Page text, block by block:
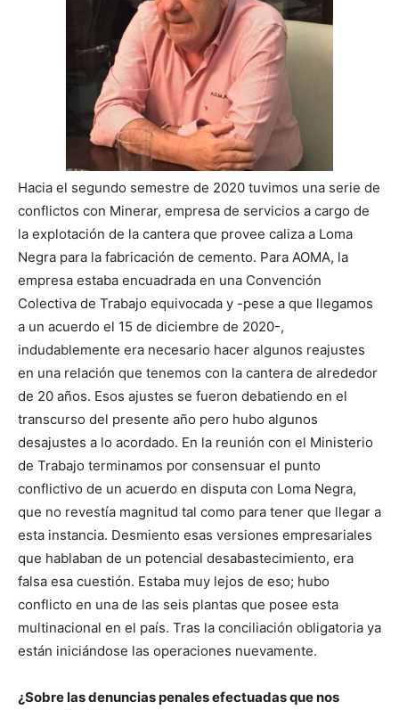
Hacia el segundo semestre de 2020 tuvimos una serie de
conflictos con Minerar, empresa de servicios a cargo de
la explotación de la cantera que provee caliza a Loma
Negra para la fabricación de cemento. Para AOMA, la
empresa estaba encuadrada en una Convención
Colectiva de Trabajo equivocada y -pese a que llegamos
a un acuerdo el 15 de diciembre de 2020-,
indudablemente era necesario hacer algunos reajustes
en una relación que tenemos con la cantera de alrededor
de 20 años. Esos ajustes se fueron debatiendo en el
transcurso del presente año pero hubo algunos
desajustes a lo acordado. En la reunión con el Ministerio
de Trabajo terminamos por consensuar el punto
conflictivo de un acuerdo en disputa con Loma Negra,
que no revestía magnitud tal como para tener que llegar a
esta instancia. Desmiento esas versiones empresariales
que hablaban de un potencial desabastecimiento, era
falsa esa cuestión. Estaba muy lejos de eso; hubo
conflicto en una de las seis plantas que posee esta
multinacional en el país. Tras la conciliación obligatoria ya
están iniciándose las operaciones nuevamente.
¿Sobre las denuncias penales efectuadas que nos